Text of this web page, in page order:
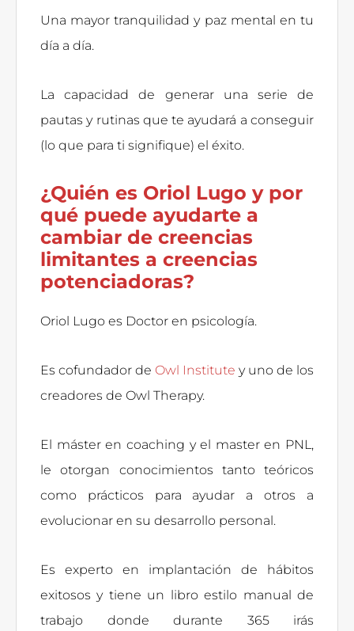
Una mayor tranquilidad y paz mental en tu
día a día.
La capacidad de generar una serie de
pautas y rutinas que te ayudará a conseguir
(lo que para ti signifique) el éxito.
¿Quién es Oriol Lugo y por
qué puede ayudarte a
cambiar de creencias
limitantes a creencias
potenciadoras?
Oriol Lugo es Doctor en psicología.
Es cofundador de Owl Institute y uno de los
creadores de Owl Therapy.
El máster en coaching y el master en PNL,
le otorgan conocimientos tanto teóricos
como prácticos para ayudar a otros a
evolucionar en su desarrollo personal.
Es experto en implantación de hábitos
exitosos y tiene un libro estilo manual de
trabajo donde durante 365 irás